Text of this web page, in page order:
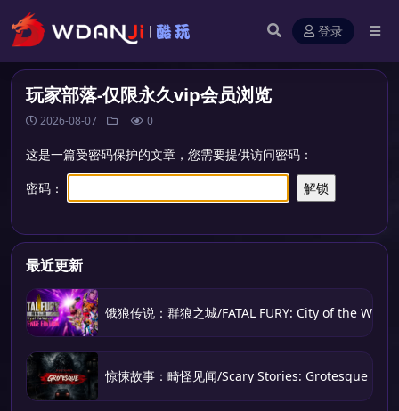
登录
玩家部落-仅限永久vip会员浏览
2026-08-07 0
这是一篇受密码保护的文章，您需要提供访问密码：
密码：
最近更新
饿狼传说：群狼之城/FATAL FURY: City of the
惊悚故事：畸怪见闻/Scary Stories: Grotesque